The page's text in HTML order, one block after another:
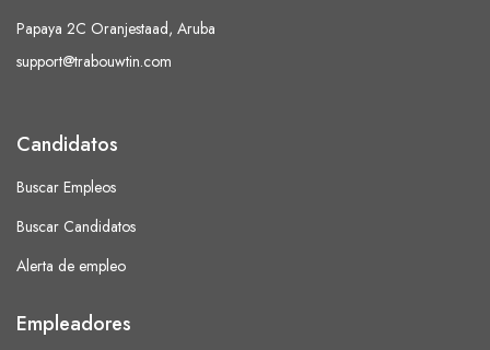
Papaya 2C Oranjestaad, Aruba
support@trabouwtin.com
Candidatos
Buscar Empleos
Buscar Candidatos
Alerta de empleo
Empleadores